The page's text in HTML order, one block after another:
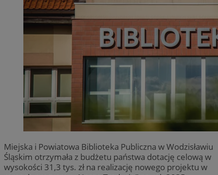
Miejska i Powiatowa Biblioteka Publiczna w Wodzisławiu
Śląskim otrzymała z budżetu państwa dotację celową w
wysokości 31,3 tys. zł na realizację nowego projektu w